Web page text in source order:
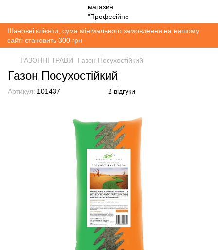
Шановні клієнти, сума мінімального замовлення на нашому
сайті становить 300 грн
ГАЗОННІ ТРАВИ Газон Посухостійкий
Газон Посухостійкий
Артикул: 101437 2 відгуки